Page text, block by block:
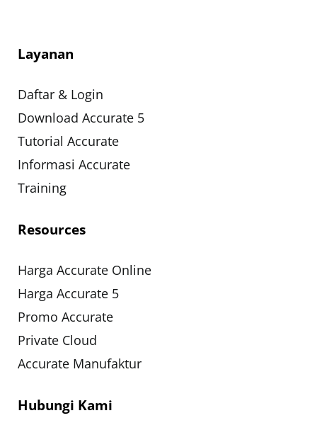
Layanan
Daftar & Login
Download Accurate 5
Tutorial Accurate
Informasi Accurate
Training
Resources
Harga Accurate Online
Harga Accurate 5
Promo Accurate
Private Cloud
Accurate Manufaktur
Hubungi Kami